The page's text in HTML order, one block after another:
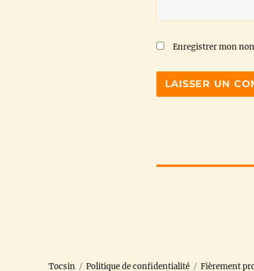
Enregistrer mon
Tocsin Politique de confidentialité Fièrement